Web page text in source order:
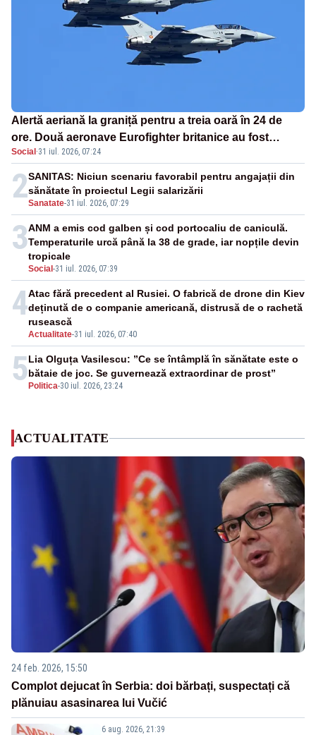
Alertă aeriană la graniță pentru a treia oară în 24 de
ore. Două aeronave Eurofighter britanice au fost
ridicate de la sol
Social ·31 iul. 2026, 07:24
2Sanatate-31 iul. 2026, 07:29
SANITAS: Niciun scenariu favorabil pentru angajații din
sănătate în proiectul Legii salarizării
3
Social -31 iul. 2026, 07:39
ANM a emis cod galben și cod portocaliu de caniculă.
Temperaturile urcă până la 38 de grade, iar nopțile devin
tropicale
4
Actualitate-31 iul. 2026, 07:40
Atac fără precedent al Rusiei. O fabrică de drone din Kiev
deținută de o companie americană, distrusă de o rachetă
rusească
5 Politica-30 iul. 2026, 23:24
Lia Olguța Vasilescu: ”Ce se întâmplă în sănătate este o
bătaie de joc. Se guvernează extraordinar de prost”
ACTUALITATE
24 feb. 2026, 15:50
Complot dejucat în Serbia: doi bărbați, suspectați că
plănuiau asasinarea lui Vučić
6 aug. 2026, 21:39